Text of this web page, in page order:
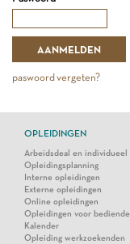
paswoord vergeten?
OPLEIDINGEN
Arbeidsdeal en
Opleidingsplanning
Interne opleidingen
Externe opleidingen
Online opleidingen
Opleidingen voor
Kalender
Opleiding werkzoekenden